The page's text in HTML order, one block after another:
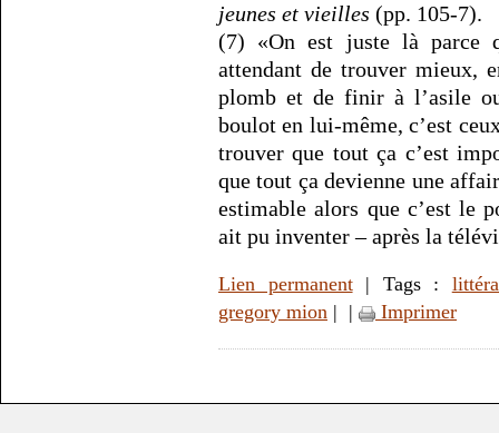
jeunes et vieilles (pp. 105-7).
(7) «On est juste là parce
attendant de trouver mieux,
plomb et de finir à l’asile
boulot en lui-même, c’est
trouver que tout ça c’est
que tout ça devienne une
estimable alors que c’est le
ait pu inventer – après la
Lien permanent| Tags :
gregory mion | | Imprimer